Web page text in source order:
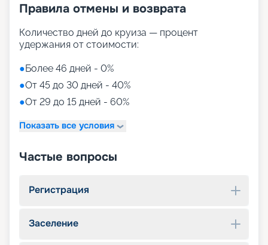
Правила отмены и возврата
Количество дней до круиза — процент
удержания от стоимости:
●Более 46 дней - 0%
●От 45 до 30 дней - 40%
●От 29 до 15 дней - 60%
Показать все условия
Частые вопросы
Регистрация
Заселение